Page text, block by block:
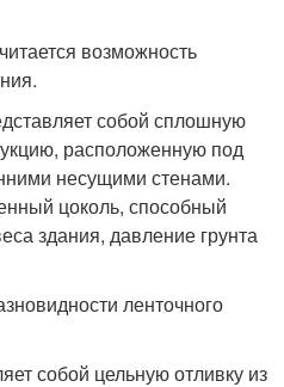
возможность
собой сплошную
расположенную под
несущими стенами.
цоколь, способный
здания, давление грунта
ленточного
собой цельную отливку из